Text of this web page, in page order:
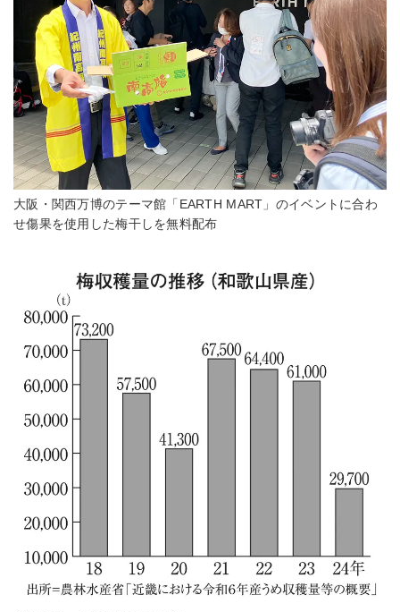
大阪・関西万博のテーマ館「EARTH MART」のイベントに合わ
せ傷果を使用した梅干しを無料配布